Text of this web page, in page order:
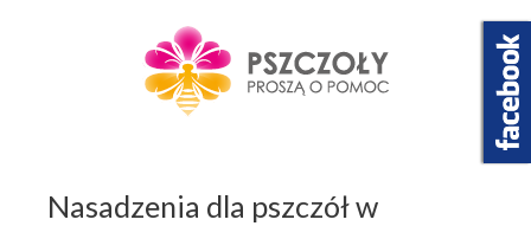
Nasadzenia dla pszczół w